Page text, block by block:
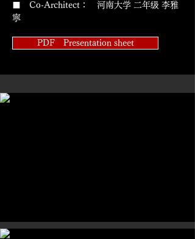
■ Co-Architect： 河南大学 二年级 李雅
寧
PDF Presentation sheet